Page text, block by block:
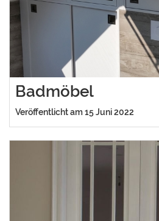
Badmöbel
Veröffentlicht am 15 Juni 2022